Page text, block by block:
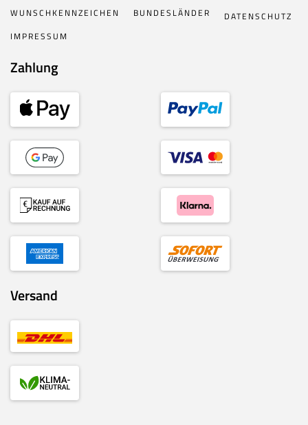
WUNSCHKENNZEICHEN BUNDESLÄNDER
DATENSCHUTZ
IMPRESSUM
Zahlung
Versand